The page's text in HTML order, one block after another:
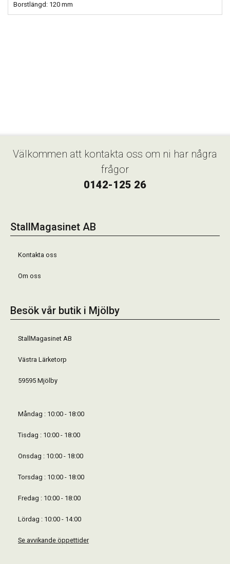
Borstlängd: 120 mm
Välkommen att kontakta oss om ni har några
frågor
0142-125 26
StallMagasinet AB
Kontakta oss
Om oss
Besök vår butik i Mjölby
StallMagasinet AB
Västra Lärketorp
59595 Mjölby
Måndag : 10:00 - 18:00
Tisdag : 10:00 - 18:00
Onsdag : 10:00 - 18:00
Torsdag : 10:00 - 18:00
Fredag : 10:00 - 18:00
Lördag : 10:00 - 14:00
Se avvikande öppettider